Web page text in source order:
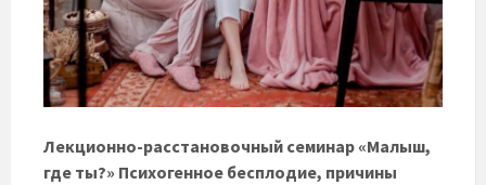
Лекционно-расстановочный семинар «Малыш,
где ты?» Психогенное бесплодие, причины